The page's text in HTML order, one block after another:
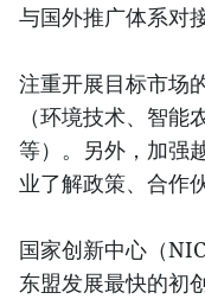
与国外推广体系对接
注重开展目标市场
（环境技术、智
等）。另外，加强
业了解政策、合作
国家创新中心（
东盟发展最快的初